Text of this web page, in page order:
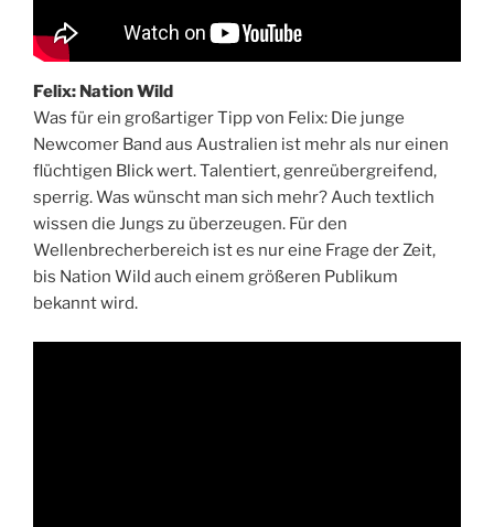
Felix: Nation Wild
Was für ein großartiger Tipp von Felix: Die junge
Newcomer Band aus Australien ist mehr als nur einen
flüchtigen Blick wert. Talentiert, genreübergreifend,
sperrig. Was wünscht man sich mehr? Auch textlich
wissen die Jungs zu überzeugen. Für den
Wellenbrecherbereich ist es nur eine Frage der Zeit,
bis Nation Wild auch einem größeren Publikum
bekannt wird.